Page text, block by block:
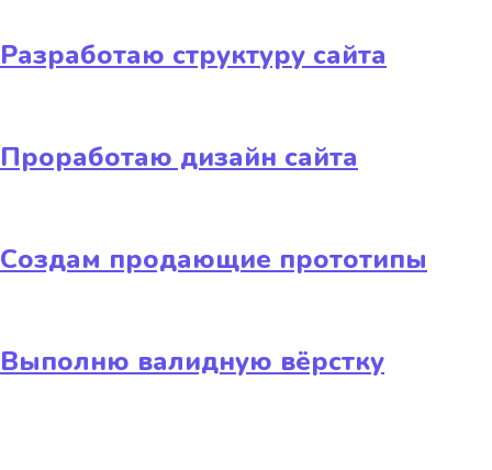
Разработаю структуру сайта
Проработаю дизайн сайта
Создам продающие прототипы
Выполню валидную вёрстку